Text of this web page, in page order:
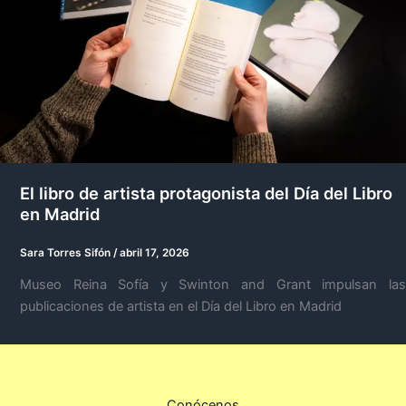
El libro de artista protagonista del Día del Libro
en Madrid
Sara Torres Sifón /abril 17, 2026
Museo Reina Sofía y Swinton and Grant impulsan las
publicaciones de artista en el Día del Libro en Madrid